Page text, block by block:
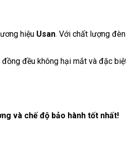
hiệu Usan. Với chất lượng
đều không hại mắt và đặc
và chế độ bảo hành tốt nhất!